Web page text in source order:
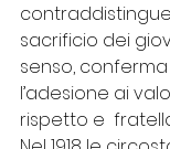
sacrificio dei
senso,
l’adesione ai
rispetto e